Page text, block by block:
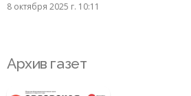
8 октября 2025 г. 10:11
Архив газет